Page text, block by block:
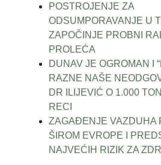
POSTROJENJE ZA
ODSUMPORAVANJE U
ZAPOČINJE PROBNI
PROLEĆA
DUNAV JE OGROMAN I
RAZNE NAŠE
DR ILIJEVIĆ O 1.000
RECI
ZAGAĐENJE VAZDUHA
ŠIROM EVROPE I
NAJVEĆIH RIZIK ZA